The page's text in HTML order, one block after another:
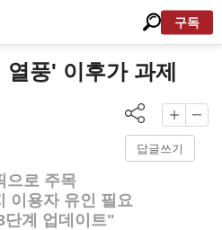
구독
풍' 이후가 과제
답글쓰기
으로 주목
이용자 유인 필요
단계 업데이트"